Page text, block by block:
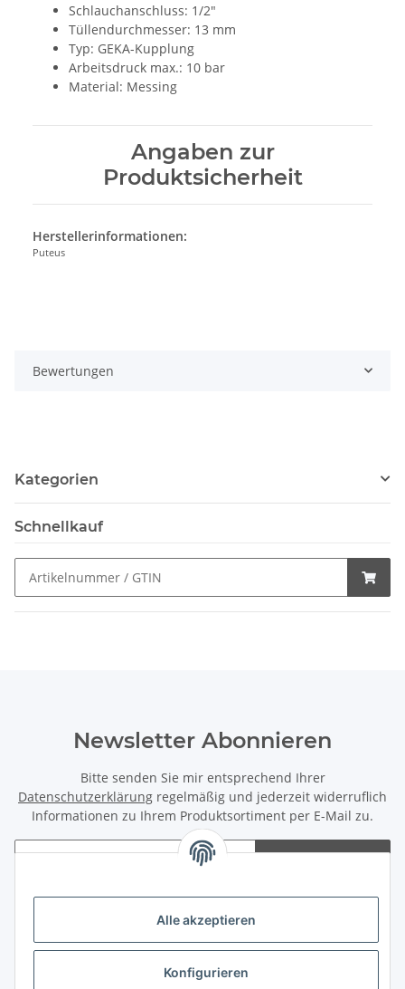
Alle akzeptieren
Konfigurieren
Schlauchanschluss: 1/2"
Tüllendurchmesser: 13 mm
Typ: GEKA-Kupplung
Arbeitsdruck max.: 10 bar
Material: Messing
Angaben zur
Produktsicherheit
Herstellerinformationen:
Puteus
Bewertungen
Kategorien
Schnellkauf
Newsletter Abonnieren
Bitte senden Sie mir entsprechend Ihrer
Datenschutzerklärung regelmäßig und jederzeit widerruflich
Informationen zu Ihrem Produktsortiment per E-Mail zu.
Abonnieren